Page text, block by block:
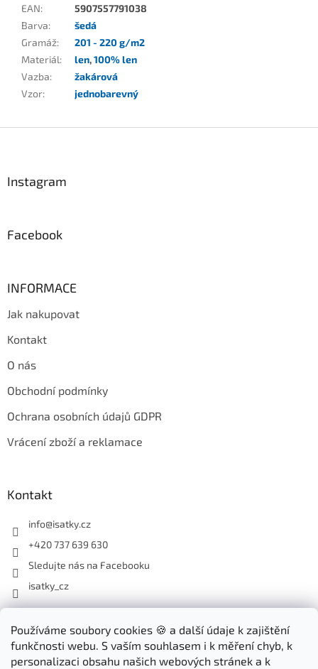
Používáme soubory cookies 🍪 a další údaje k zajištění
funkčnosti webu. S vaším souhlasem i k měření chyb, k
personalizaci obsahu našich webových stránek a k
EAN:
5907557791038
Barva:
šedá
Gramáž:
201 - 220 g/m2
Materiál: len,100% len
Vazba:
žakárová
Vzor: jednobarevný
Instagram
Facebook
INFORMACE
Jak nakupovat
Kontakt
O nás
Obchodní podmínky
Ochrana osobních údajů GDPR
Vrácení zboží a reklamace
Kontakt
info@isatky.cz
+420 737 639 630
Sledujte nás na Facebooku
isatky_cz
Odebírat newsletter
Vložte svůj e-mail a my vám budeme zasílat informace o nových